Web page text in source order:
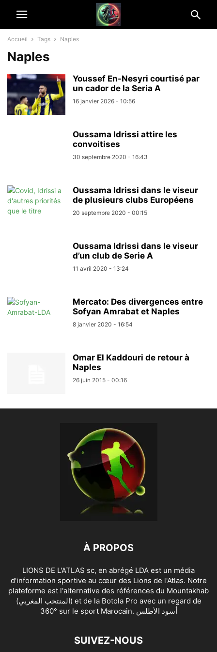
Accueil Tags Naples
Naples
Youssef En-Nesyri courtisé par
un cador de la Seria A
16 janvier 2026 - 10:56
Oussama Idrissi attire les
convoitises
30 septembre 2020 - 16:43
Oussama Idrissi dans le viseur
de plusieurs clubs Européens
20 septembre 2020 - 00:15
Oussama Idrissi dans le viseur
d’un club de Serie A
11 avril 2020 - 13:24
Mercato: Des divergences entre
Sofyan Amrabat et Naples
8 janvier 2020 - 16:54
Omar El Kaddouri de retour à
Naples
26 juin 2015 - 00:16
À PROPOS
LIONS DE L'ATLAS sc, en abrégé LDA est un média
d'information sportive au cœur des Lions de l'Atlas. Notre
plateforme est l'alternative des références du Mountakhab
(المنتخب المغربي) et de la Botola Pro avec un regard de
360° sur le sport Marocain. أسود الأطلس
SUIVEZ-NOUS